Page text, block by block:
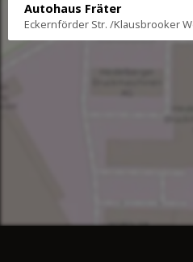
Autohaus Fräter
Eckernförder Str. /Klausbrooker